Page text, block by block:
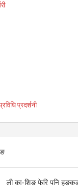
प्रदर्शनी
ली का-शिङ फेरि पनि